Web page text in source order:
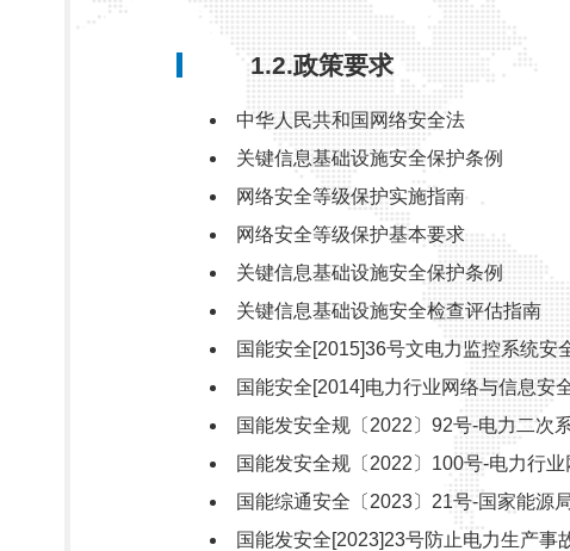
1.2.政策要求
中华人民共和国网络安全法
关键信息基础设施安全保护条例
网络安全等级保护实施指南
网络安全等级保护基本要求
关键信息基础设施安全保护条例
关键信息基础设施安全检查评估指南
国能安全[2015]36号文电力监控系统安
国能安全[2014]电力行业网络与信息安
国能发安全规〔2022〕92号-电力二次
国能发安全规〔2022〕100号-电力行
国能综通安全〔2023〕21号-国家能源
国能发安全[2023]23号防止电力生产事